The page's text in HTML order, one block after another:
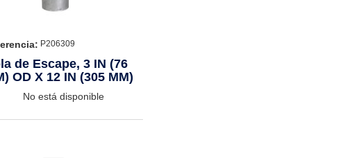
P206309
de Escape, 3 IN (76
OD X 12 IN (305 MM)
No está disponible